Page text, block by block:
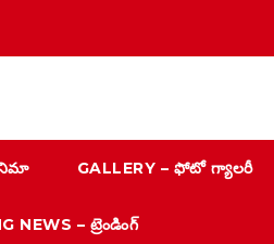
GALLERY – ఫోటో గ్యాలరీ
NEWS – ట్రెండింగ్